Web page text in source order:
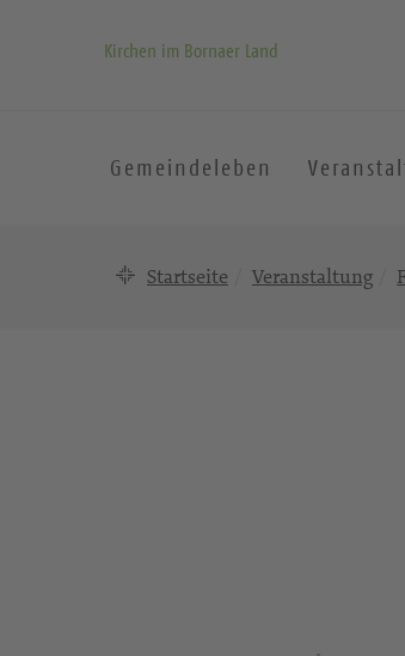
Kirchen im Bornaer Land
Gemeindeleben
Startseite Veranstaltung